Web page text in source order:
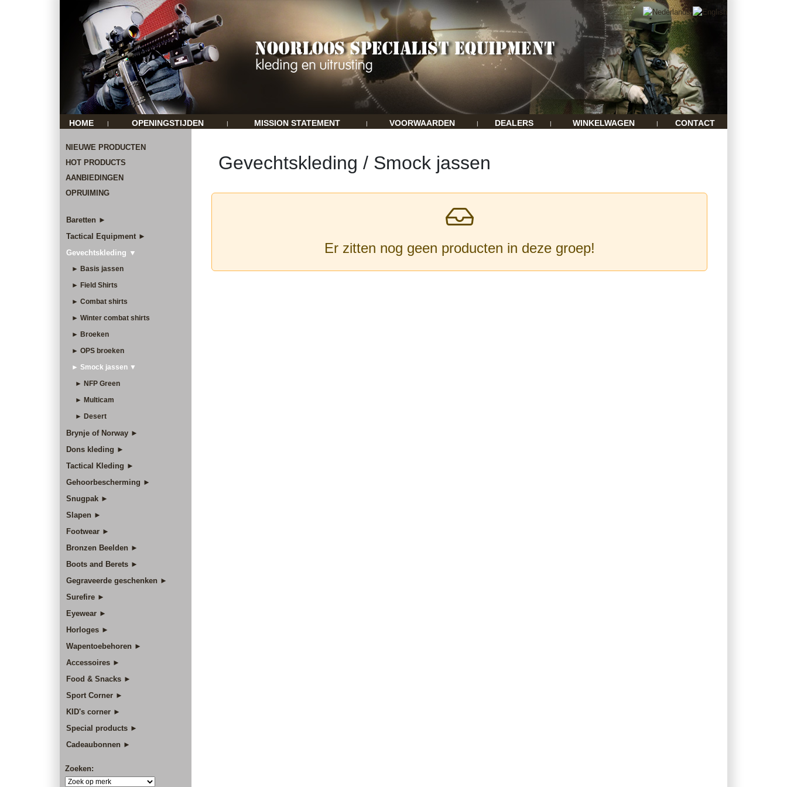
HOME | OPENINGSTIJDEN | MISSION STATEMENT | VOORWAARDEN | DEALERS | WINKELWAGEN | CONTACT
NIEUWE PRODUCTEN
HOT PRODUCTS
AANBIEDINGEN
OPRUIMING
Baretten ►
Tactical Equipment ►
Gevechtskleding ▼
► Basis jassen
► Field Shirts
► Combat shirts
► Winter combat shirts
► Broeken
► OPS broeken
► Smock jassen ▼
► NFP Green
► Multicam
► Desert
Brynje of Norway ►
Dons kleding ►
Tactical Kleding ►
Gehoorbescherming ►
Snugpak ►
Slapen ►
Footwear ►
Bronzen Beelden ►
Boots and Berets ►
Gegraveerde geschenken ►
Surefire ►
Eyewear ►
Horloges ►
Wapentoebehoren ►
Accessoires ►
Food & Snacks ►
Sport Corner ►
KID's corner ►
Special products ►
Cadeaubonnen ►
Zoeken:
Gevechtskleding / Smock jassen
Er zitten nog geen producten in deze groep!